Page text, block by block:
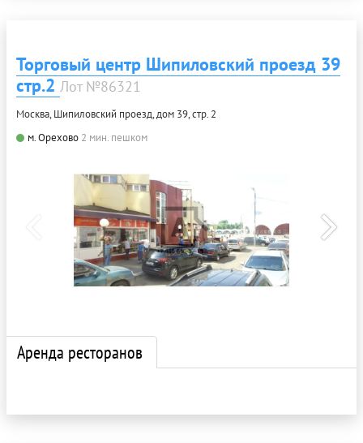
Торговый центр Шипиловский проезд 39
стр.2 Лот №86321
Москва, Шипиловский проезд, дом 39, стр. 2
м. Орехово 2 мин. пешком
Аренда ресторанов